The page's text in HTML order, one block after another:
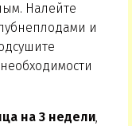
Налейте
и
на 3 недели,